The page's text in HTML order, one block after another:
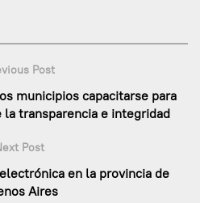
Post
municipios capacitarse para
transparencia e integridad
Post
en la provincia de
Aires